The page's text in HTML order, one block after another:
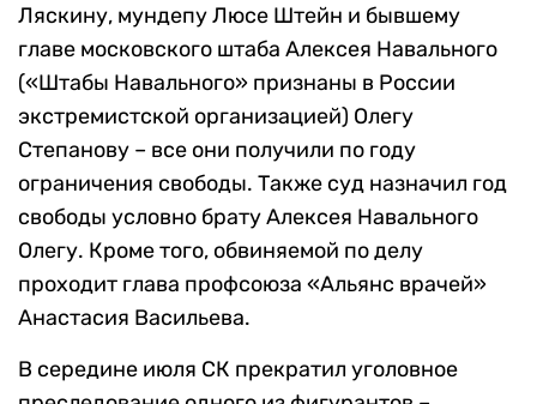
Ляскину, мундепу Люсе Штейн и бывшему
главе московского штаба Алексея Навального
(«Штабы Навального» признаны в России
экстремистской организацией) Олегу
Степанову – все они получили по году
ограничения свободы. Также суд назначил год
свободы условно брату Алексея Навального
Олегу. Кроме того, обвиняемой по делу
проходит глава профсоюза «Альянс врачей»
Анастасия Васильева.
В середине июля СК прекратил уголовное